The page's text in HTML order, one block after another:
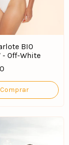
BIO
- Off-White
Comprar